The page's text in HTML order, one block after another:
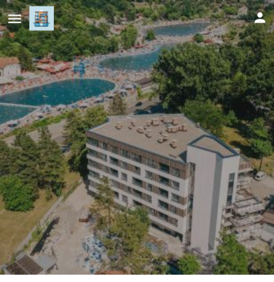
Park Lake - Germa